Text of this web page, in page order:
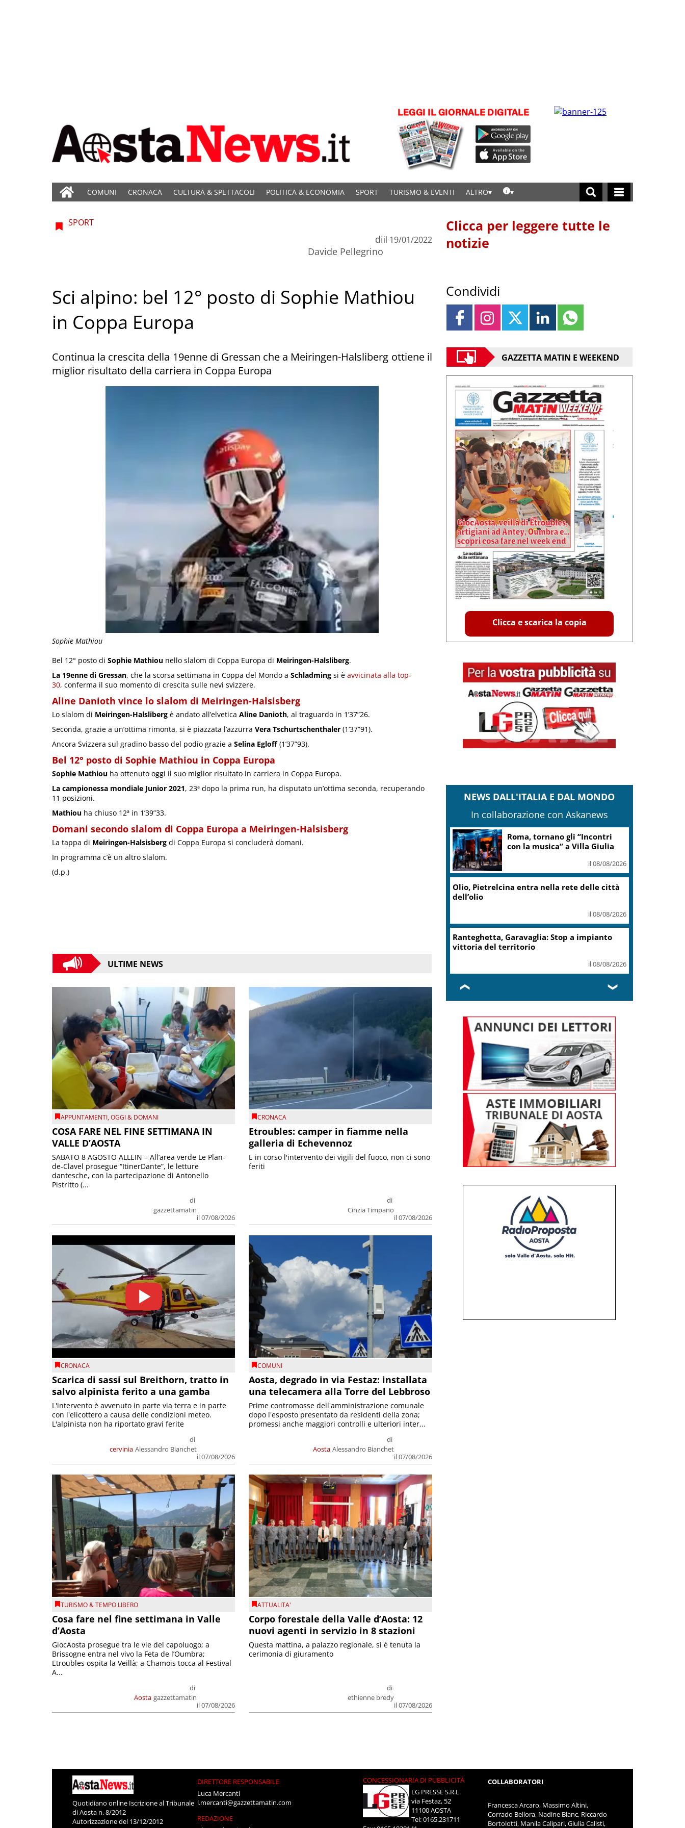
COMUNI CRONACA CULTURA & SPETTACOLI POLITICA & ECONOMIA SPORT TURISMO & EVENTI ALTRO
Sophie Mathiou
SPORT
di
Davide Pellegrino
il 19/01/2022
Sci alpino: bel 12° posto di Sophie Mathiou
in Coppa Europa
Continua la crescita della 19enne di Gressan che a Meiringen-Halsliberg ottiene il
miglior risultato della carriera in Coppa Europa
Bel 12° posto di Sophie Mathiou nello slalom di Coppa Europa di Meiringen-Halsliberg.
La 19enne di Gressan, che la scorsa settimana in Coppa del Mondo a Schladming si è avvicinata alla top-
30, conferma il suo momento di crescita sulle nevi svizzere.
Aline Danioth vince lo slalom di Meiringen-Halsisberg
Lo slalom di Meiringen-Halsliberg è andato all’elvetica Aline Danioth, al traguardo in 1’37”26.
Seconda, grazie a un’ottima rimonta, si è piazzata l’azzurra Vera Tschurtschenthaler (1’37”91).
Ancora Svizzera sul gradino basso del podio grazie a Selina Egloff(1’37”93).
Bel 12° posto di Sophie Mathiou in Coppa Europa
Sophie Mathiou ha ottenuto oggi il suo miglior risultato in carriera in Coppa Europa.
La campionessa mondiale Junior 2021, 23ª dopo la prima run, ha disputato un’ottima seconda, recuperando
11 posizioni.
Mathiou ha chiuso 12ª in 1’39”33.
Domani secondo slalom di Coppa Europa a Meiringen-Halsisberg
La tappa di Meiringen-Halsisberg di Coppa Europa si concluderà domani.
In programma c’è un altro slalom.
(d.p.)
ULTIME NEWS
APPUNTAMENTI,OGGI & DOMANI
COSA FARE NEL FINE SETTIMANA IN
VALLE D’AOSTA
di
gazzettamatin
il 07/08/2026
SABATO 8 AGOSTO ALLEIN – All’area verde Le Plan-
de-Clavel prosegue “ItinerDante”, le letture
dantesche, con la partecipazione di Antonello
Pistritto (...
CRONACA
Etroubles: camper in fiamme nella
galleria di Echevennoz
di
Cinzia Timpano
il 07/08/2026
E in corso l'intervento dei vigili del fuoco, non ci sono
feriti
CRONACA
Scarica di sassi sul Breithorn, tratto in
salvo alpinista ferito a una gamba
cervinia
di
Alessandro Bianchet
il 07/08/2026
L'intervento è avvenuto in parte via terra e in parte
con l'elicottero a causa delle condizioni meteo.
L'alpinista non ha riportato gravi ferite
COMUNI
Aosta, degrado in via Festaz: installata
una telecamera alla Torre del Lebbroso
Aosta
di
Alessandro Bianchet
il 07/08/2026
Prime contromosse dell'amministrazione comunale
dopo l'esposto presentato da residenti della zona;
promessi anche maggiori controlli e ulteriori inter...
TURISMO & TEMPO LIBERO
Cosa fare nel fine settimana in Valle
d’Aosta
Aosta
di
gazzettamatin
il 07/08/2026
GiocAosta prosegue tra le vie del capoluogo; a
Brissogne entra nel vivo la Feta de l’Oumbra;
Etroubles ospita la Veillà; a Chamois tocca al Festival
A...
ATTUALITA'
Corpo forestale della Valle d’Aosta: 12
nuovi agenti in servizio in 8 stazioni
di
ethienne bredy
il 07/08/2026
Questa mattina, a palazzo regionale, si è tenuta la
cerimonia di giuramento
Clicca per leggere tutte le
notizie
Condividi
GAZZETTA MATIN E WEEKEND
Clicca e scarica la copia
NEWS DALL'ITALIA E DAL MONDO
In collaborazione con Askanews
Roma, tornano gli “Incontri
con la musica” a Villa Giulia
il 08/08/2026
Olio, Pietrelcina entra nella rete delle città
dell’olio
il 08/08/2026
Ranteghetta, Garavaglia: Stop a impianto
vittoria del territorio
il 08/08/2026
❮ ❯
Quotidiano online Iscrizione al Tribunale
di Aosta n. 8/2012
Autorizzazione del 13/12/2012
DIRETTORE RESPONSABILE
Luca Mercanti
l.mercanti@gazzettamatin.com
REDAZIONE
CONCESSIONARIA DI PUBBLICITÀ
LG PRESSE S.R.L.
via Festaz, 52
11100 AOSTA
Tel: 0165.231711
COLLABORATORI
Francesca Arcaro, Massimo Altini,
Corrado Bellora, Nadine Blanc, Riccardo
Bortolotti, Manila Calipari, Giulia Calisti,